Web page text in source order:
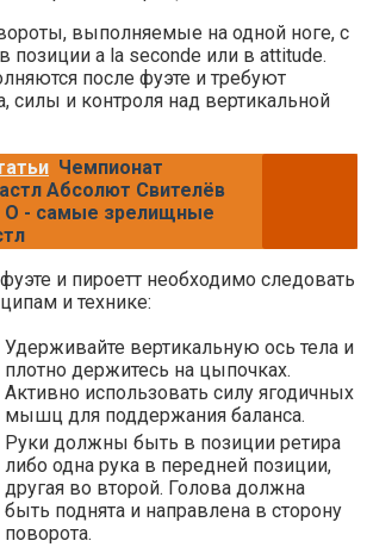
выполняемые на одной ноге, с
позиции а la seconde или в attitude.
после фуэте и требуют
силы и контроля над вертикальной
Чемпионат
Абсолют Свителёв
О - самые зрелищные
и пироетт необходимо следовать
и технике:
Удерживайте вертикальную ось тела и
плотно держитесь на цыпочках.
Активно использовать силу ягодичных
мышц для поддержания баланса.
Руки должны быть в позиции ретира
либо одна рука в передней позиции,
другая во второй. Голова должна
быть поднята и направлена в сторону
поворота.